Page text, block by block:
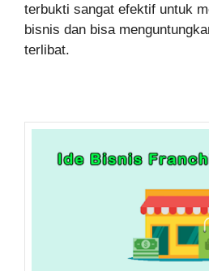
terbukti sangat efektif untuk
bisnis dan bisa
terlibat.